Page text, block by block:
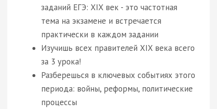
заданий ЕГЭ: XIX век - это частотная
тема на экзамене и встречается
практически в каждом задании
Изучишь всех правителей XIX века всего
за 3 урока!
Разберешься в ключевых событиях этого
периода: войны, реформы, политические
процессы